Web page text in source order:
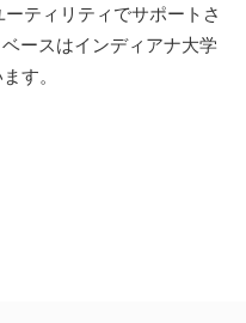
ティリティでサポートさ
ースはインディアナ大学
す。